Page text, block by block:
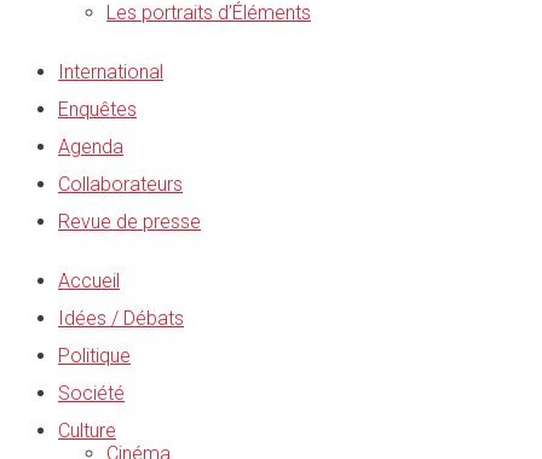
Les portraits d’Éléments
International
Enquêtes
Agenda
Collaborateurs
Revue de presse
Accueil
Idées / Débats
Politique
Société
Culture
Cinéma